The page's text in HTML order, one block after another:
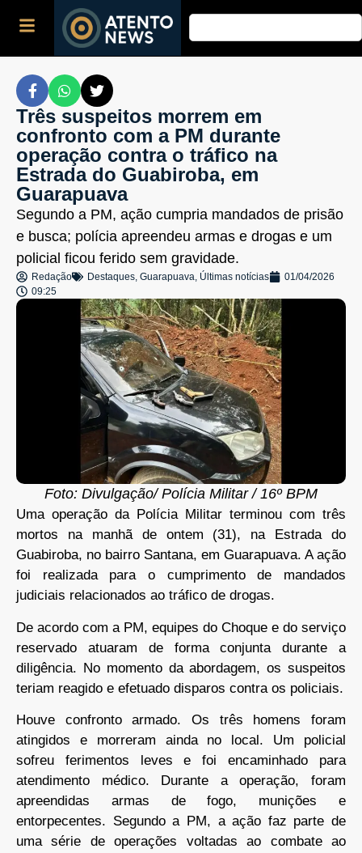
Três suspeitos morrem em
confronto com a PM durante
operação contra o tráfico na
Estrada do Guabiroba, em
Guarapuava
Segundo a PM, ação cumpria mandados de prisão
e busca; polícia apreendeu armas e drogas e um
policial ficou ferido sem gravidade.
Redação Destaques, Guarapuava, Últimas notícias
01/04/2026
09:25
Foto: Divulgação/ Polícia Militar / 16º BPM
Uma operação da Polícia Militar terminou com três
mortos na manhã de ontem (31), na Estrada do
Guabiroba, no bairro Santana, em Guarapuava. A ação
foi realizada para o cumprimento de mandados
judiciais relacionados ao tráfico de drogas.
De acordo com a PM, equipes do Choque e do serviço
reservado atuaram de forma conjunta durante a
diligência. No momento da abordagem, os suspeitos
teriam reagido e efetuado disparos contra os policiais.
Houve confronto armado. Os três homens foram
atingidos e morreram ainda no local. Um policial
sofreu ferimentos leves e foi encaminhado para
atendimento médico. Durante a operação, foram
apreendidas armas de fogo, munições e
entorpecentes. Segundo a PM, a ação faz parte de
uma série de operações voltadas ao combate ao